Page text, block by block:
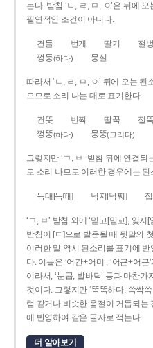
는다. 받침 ‘ㄴ, ㄹ, ㅁ, ㅇ’은 뒤에
필연적인 조건이 아니다.
건들 번개 딸기 절벙
껑둥(하다) 뭉실
따라서 ‘ㄴ, ㄹ, ㅁ, ㅇ’ 뒤에 오는
으므로 소리 나는 대로 표기한다.
건뜻 번쩍 딸꾹 절
껑뚱(하다) 뭉뚱(그리다)
그렇지만 ‘ㄱ, ㅂ’ 받침 뒤에 연결되
로 소리 나므로 이러한 경우에는
늑대[늑때] 낙지[낙찌]
‘ㄱ, ㅂ’ 받침 외에 ‘믿고[믿꼬], 잊지
받침이 [ㄷ]으로 발음될 때 뒷말의
이러한 말 역시 된소리를 표기에
다. 이들은 ‘어간+어미’, ‘어근+어
이라서, ‘눈곱, 발바닥’ 등과 마찬
것이다. 그렇지만 ‘똑똑하다, 쓱싹
럼 같거나 비슷한 음절이 거듭되는
에 반영하여 같은 글자로 적는다.
더 알아보기